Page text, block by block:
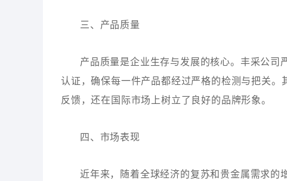
三、产品质量
产品质量是企业生存与发展的核心。丰采公
认证，确保每一件产品都经过严格的检测与把关
反馈，还在国际市场上树立了良好的品牌形象。
四、市场表现
近年来，随着全球经济的复苏和贵金属需求